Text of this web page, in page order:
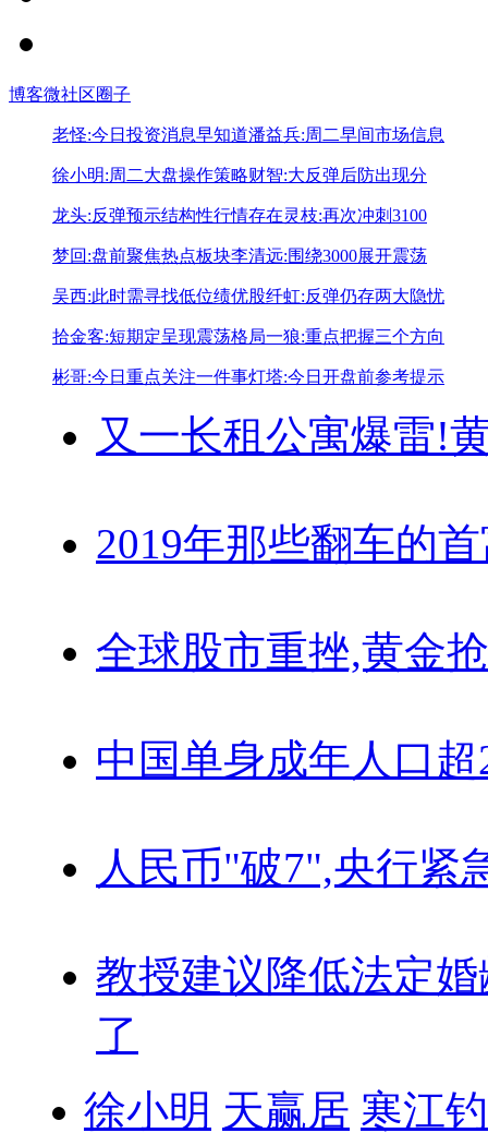
博客微社区圈子
老怪:今日投资消息早知道潘益兵:周二早间市场信息
徐小明:周二大盘操作策略财智:大反弹后防出现分
龙头:反弹预示结构性行情存在灵枝:再次冲刺3100
梦回:盘前聚焦热点板块李清远:围绕3000展开震荡
吴西:此时需寻找低位绩优股纤虹:反弹仍存两大隐忧
拾金客:短期定呈现震荡格局一狼:重点把握三个方向
彬哥:今日重点关注一件事灯塔:今日开盘前参考提示
又一长租公寓爆雷!
2019年那些翻车的
全球股市重挫,黄金
中国单身成年人口超
人民币"破7",央行紧
教授建议降低法定婚
了
徐小明 天赢居 寒江